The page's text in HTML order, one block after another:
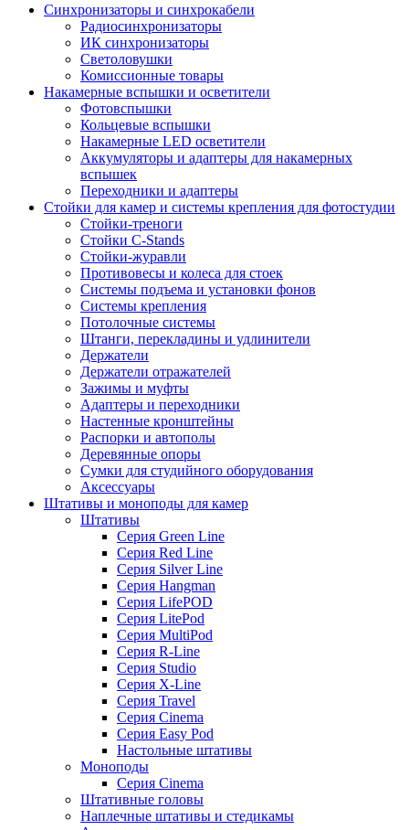
Синхронизаторы и синхрокабели
Радиосинхронизаторы
ИК синхронизаторы
Светоловушки
Комиссионные товары
Накамерные вспышки и осветители
Фотовспышки
Кольцевые вспышки
Накамерные LED осветители
Аккумуляторы и адаптеры для накамерных
вспышек
Переходники и адаптеры
Стойки для камер и системы крепления для фотостудии
Стойки-треноги
Стойки C-Stands
Стойки-журавли
Противовесы и колеса для стоек
Системы подъема и установки фонов
Системы крепления
Потолочные системы
Штанги, перекладины и удлинители
Держатели
Держатели отражателей
Зажимы и муфты
Адаптеры и переходники
Настенные кронштейны
Распорки и автополы
Деревянные опоры
Сумки для студийного оборудования
Аксессуары
Штативы и моноподы для камер
Штативы
Серия Green Line
Серия Red Line
Серия Silver Line
Серия Hangman
Серия LifePOD
Серия LitePod
Серия MultiPod
Серия R-Line
Серия Studio
Серия X-Line
Серия Travel
Серия Cinema
Серия Easy Pod
Настольные штативы
Моноподы
Серия Cinema
Штативные головы
Наплечные штативы и стедикамы